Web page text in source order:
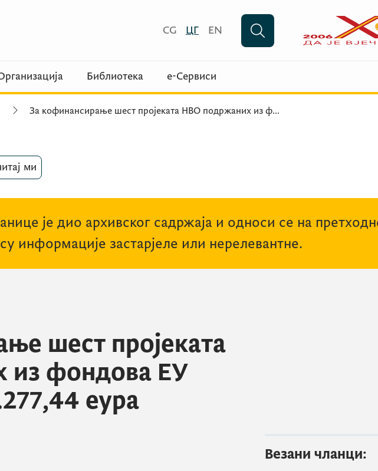
CG ЦГ EN
Библиотека е-Сервиси
За кофинансирање шест пројеката НВО подржаних из ф...
ми
је дио архивског садржаја и односи се на
информације застарјеле или нерелевантне.
шест пројеката
из фондова ЕУ
еура
Везани чланци: